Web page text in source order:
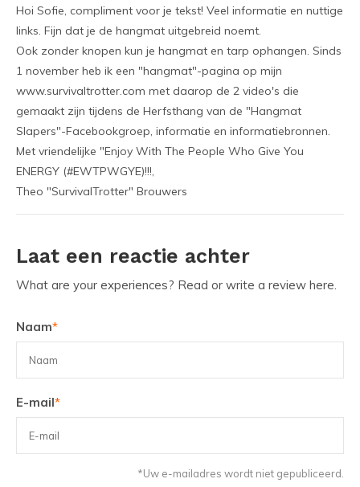
Hoi Sofie, compliment voor je tekst! Veel informatie en nuttige
links. Fijn dat je de hangmat uitgebreid noemt.
Ook zonder knopen kun je hangmat en tarp ophangen. Sinds
1 november heb ik een "hangmat"-pagina op mijn
www.survivaltrotter.com met daarop de 2 video's die
gemaakt zijn tijdens de Herfsthang van de "Hangmat
Slapers"-Facebookgroep, informatie en informatiebronnen.
Met vriendelijke "Enjoy With The People Who Give You
ENERGY (#EWTPWGYE)!!!,
Theo "SurvivalTrotter" Brouwers
Laat een reactie achter
What are your experiences? Read or write a review here.
Naam*
E-mail*
*Uw e-mailadres wordt niet gepubliceerd.